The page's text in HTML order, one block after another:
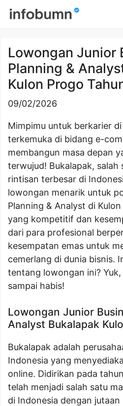
Skip
Lowongan Junior
Planning &
Kulon Progo
09/02/2026
Mimpimu untuk berkarier
terkemuka di bidang e-
membangun masa depan
terwujud! Bukalapak, salah
rintisan terbesar di
lowongan menarik untuk
Planning & Analyst di
yang kompetitif dan
dari para profesional
kesempatan emas untuk
cemerlang di dunia bisnis.
tentang lowongan ini?
sampai habis!
Lowongan Junior
Analyst Bukalapak
Bukalapak adalah
Indonesia yang
online. Didirikan pada
telah menjadi salah satu
di Indonesia dengan